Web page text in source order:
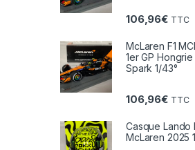
106,96€ TTC
McLaren F1
1er GP
Spark 1/43°
106,96€ TTC
Casque Lando
McLaren 2025